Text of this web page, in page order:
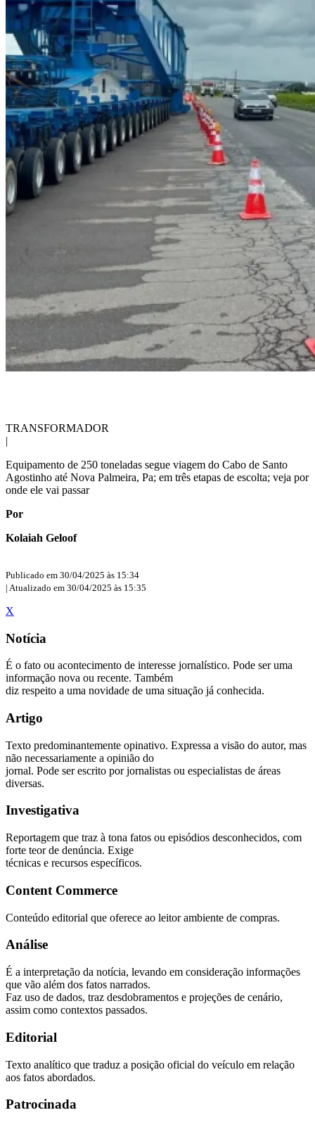
TRANSFORMADOR
|
Equipamento de 250 toneladas segue viagem do Cabo de Santo
Agostinho até Nova Palmeira, Pa; em três etapas de escolta; veja por
onde ele vai passar
Por
Kolaiah Geloof
Publicado em 30/04/2025 às 15:34
| Atualizado em 30/04/2025 às 15:35
X
Notícia
É o fato ou acontecimento de interesse jornalístico. Pode ser uma
informação nova ou recente. Também
diz respeito a uma novidade de uma situação já conhecida.
Artigo
Texto predominantemente opinativo. Expressa a visão do autor, mas
não necessariamente a opinião do
jornal. Pode ser escrito por jornalistas ou especialistas de áreas
diversas.
Investigativa
Reportagem que traz à tona fatos ou episódios desconhecidos, com
forte teor de denúncia. Exige
técnicas e recursos específicos.
Content Commerce
Conteúdo editorial que oferece ao leitor ambiente de compras.
Análise
É a interpretação da notícia, levando em consideração informações
que vão além dos fatos narrados.
Faz uso de dados, traz desdobramentos e projeções de cenário,
assim como contextos passados.
Editorial
Texto analítico que traduz a posição oficial do veículo em relação
aos fatos abordados.
Patrocinada